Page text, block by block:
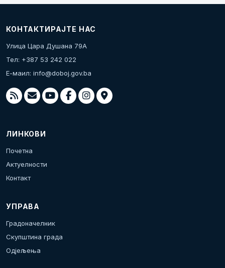
КОНТАКТИРАЈТЕ НАС
Улица Цара Душана 79А
Тел: +387 53 242 022
Е-маил: info@doboj.gov.ba
ЛИНКОВИ
Почетна
Актуелности
Контакт
УПРАВА
Градоначелник
Скупштина града
Одјељења